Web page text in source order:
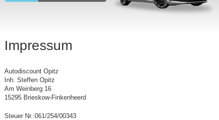
Impressum
Autodiscount Opitz
Inh. Steffen Opitz
Am Weinberg 16
15295 Brieskow-Finkenheerd
Steuer Nr.:061/254/00343